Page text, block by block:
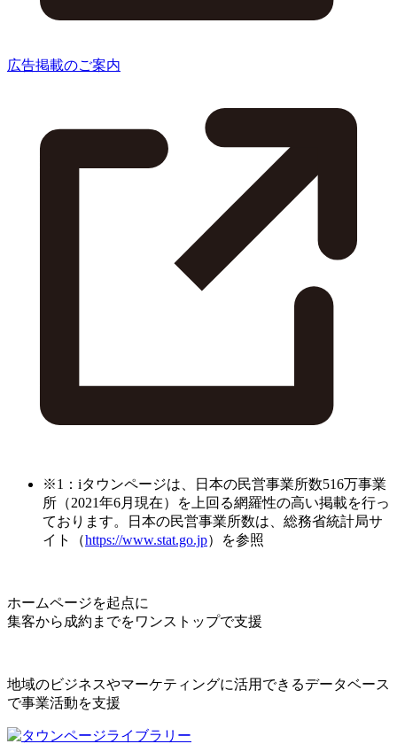
広告掲載のご案内
※1：iタウンページは、日本の民営事業所数516万事業
所（2021年6月現在）を上回る網羅性の高い掲載を行っ
ております。日本の民営事業所数は、総務省統計局サ
イト（https://www.stat.go.jp）を参照
ホームページを起点に
集客から成約までをワンストップで支援
地域のビジネスやマーケティングに活用できるデータベース
で事業活動を支援